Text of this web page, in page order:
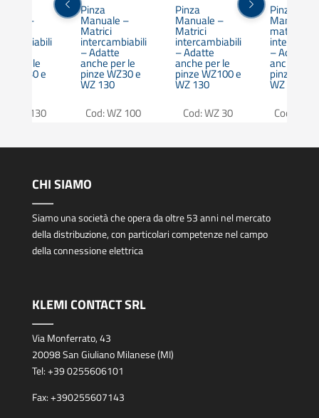
–
per le
WZ30 e
WZ 130
Pinza
Manuale –
Matrici
intercambiabili
– Adatte
anche per le
pinze WZ30 e
WZ 130
Cod: WZ 100
Pinza
Manuale –
Matrici
intercambiabili
– Adatte
anche per le
pinze WZ100 e
WZ 130
Cod: WZ 30
Pinza
Manuale a
matrici
– Adatte
anche per
pinze
WZ 130
Cod: WZ
CHI SIAMO
Siamo una società che opera da oltre 53 anni nel mercato
della distribuzione, con particolari competenze nel campo
della connessione elettrica
KLEMI CONTACT SRL
Via Monferrato, 43
20098 San Giuliano Milanese (MI)
Tel:+39 0255606101
Fax:+390255607143